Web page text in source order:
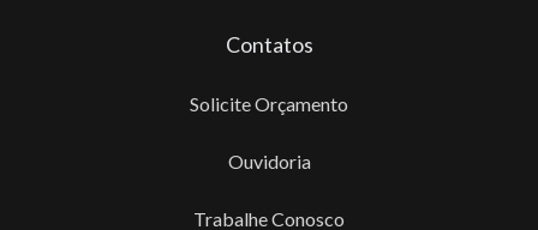
Contatos
Solicite Orçamento
Ouvidoria
Trabalhe Conosco